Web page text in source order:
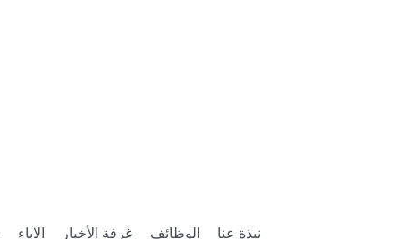
نبذة عنا الوظائف غرفة الأخبار الآباء